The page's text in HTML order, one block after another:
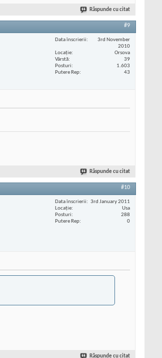
Răspunde cu citat
#9
Data înscrierii
3rd November
2010
Locaţie
Orsova
Vârstă
39
Posturi
1.603
Putere Rep
43
Răspunde cu citat
#10
Data înscrierii
3rd January 2011
Locaţie
Usa
Posturi
288
Putere Rep
0
Răspunde cu citat